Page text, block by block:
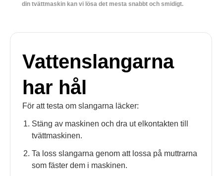
din tvättmaskin kan vi lösa det mesta snabbt och smidigt.
Vattenslangarna
har hål
För att testa om slangarna läcker:
Stäng av maskinen och dra ut elkontakten till
tvättmaskinen.
Ta loss slangarna genom att lossa på muttrarna
som fäster dem i maskinen.